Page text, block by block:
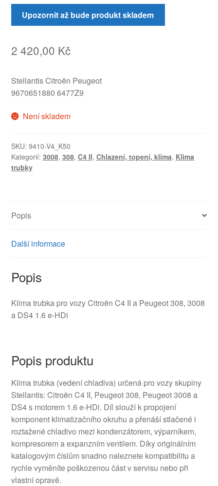
Upozornit až bude produkt skladem
2 420,00 Kč
Stellantis Citroën Peugeot
9670651880 6477Z9
Není skladem
SKU: 9410-V4_K50
Kategorií: 3008, 308, C4 II, Chlazení, topení, klima, Klima
trubky
Popis
Další informace
Popis
Klima trubka pro vozy Citroën C4 II a Peugeot 308, 3008
a DS4 1.6 e‑HDi
Popis produktu
Klima trubka (vedení chladiva) určená pro vozy skupiny
Stellantis: Citroën C4 II, Peugeot 308, Peugeot 3008 a
DS4 s motorem 1.6 e‑HDi. Díl slouží k propojení
komponent klimatizačního okruhu a přenáší stlačené i
roztažené chladivo mezi kondenzátorem, výparníkem,
kompresorem a expanzním ventilem. Díky originálním
katalogovým číslům snadno naleznete kompatibilitu a
rychle vyměníte poškozenou část v servisu nebo při
vlastní opravě.